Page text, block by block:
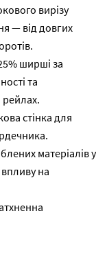
вирізу
— від довгих
ширші за
та
рейлах.
стінка для
матеріалів у
на